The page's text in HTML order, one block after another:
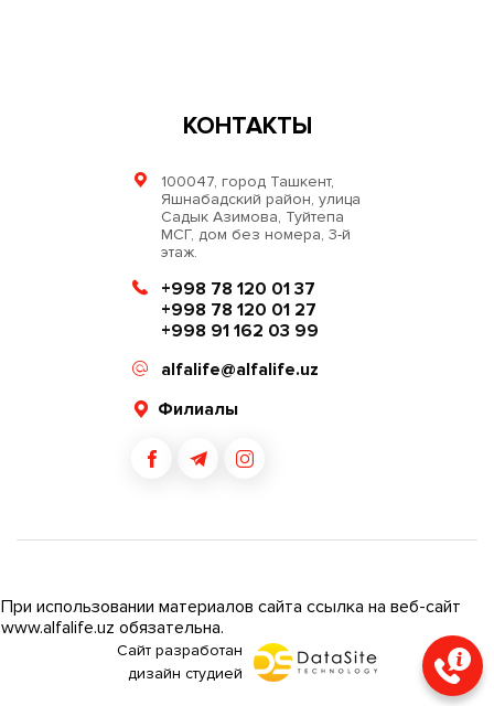
КОНТАКТЫ
100047, город Ташкент,
Яшнабадский район, улица
Садык Азимова, Туйтепа
МСГ, дом без номера, 3-й
этаж.
+998 78 120 01 37
+998 78 120 01 27
+998 91 162 03 99
alfalife@alfalife.uz
Филиалы
При использовании материалов сайта ссылка на веб-сайт
www.alfalife.uz обязательна.
Сайт разработан
дизайн студией